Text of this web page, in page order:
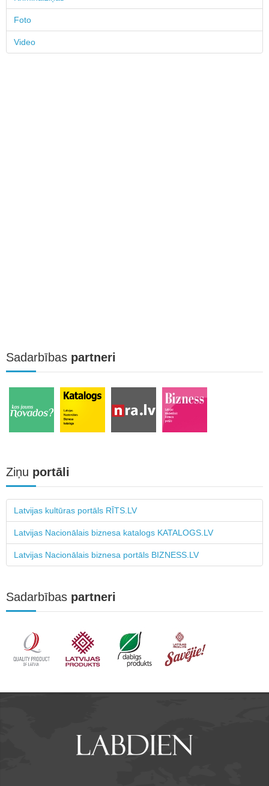
Foto
Video
Sadarbības partneri
Ziņu portāli
Latvijas kultūras portāls RĪTS.LV
Latvijas Nacionālais biznesa katalogs KATALOGS.LV
Latvijas Nacionālais biznesa portāls BIZNESS.LV
Sadarbības partneri